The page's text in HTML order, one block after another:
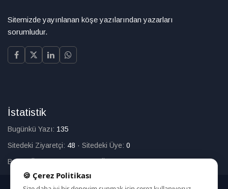
Sitemizde yayınlanan köşe yazılarından yazarları
sorumludur.
İstatistik
Bugünkü Yazı: 135
Sitedeki Ziyaretçi: 48 · Sitedeki Üye: 0
Bugün Üye Olan:0·Toplam Üye:226
🍪 Çerez Politikası